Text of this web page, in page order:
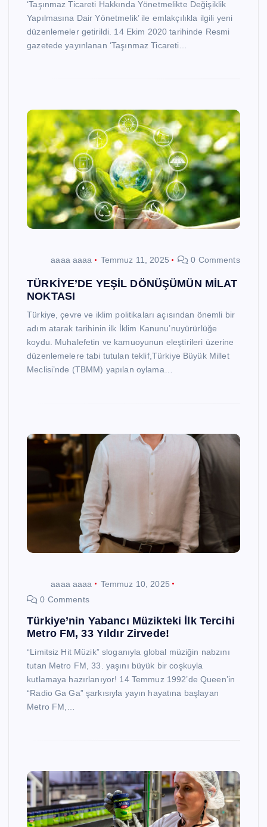
‘Taşınmaz Ticareti Hakkında Yönetmelikte Değişiklik
Yapılmasına Dair Yönetmelik’ ile emlakçılıkla ilgili yeni
düzenlemeler getirildi. 14 Ekim 2020 tarihinde Resmi
gazetede yayınlanan ‘Taşınmaz Ticareti…
aaaa aaaa Temmuz 11, 2025 0 Comments
TÜRKİYE’DE YEŞİL DÖNÜŞÜMÜN MİLAT
NOKTASI
Türkiye, çevre ve iklim politikaları açısından önemli bir
adım atarak tarihinin ilk İklim Kanunu’nuyürürlüğe
koydu. Muhalefetin ve kamuoyunun eleştirileri üzerine
düzenlemelere tabi tutulan teklif,Türkiye Büyük Millet
Meclisi’nde (TBMM) yapılan oylama…
aaaa aaaa
Temmuz 10, 2025
0 Comments
Türkiye’nin Yabancı Müzikteki İlk Tercihi
Metro FM, 33 Yıldır Zirvede!
“Limitsiz Hit Müzik” sloganıyla global müziğin nabzını
tutan Metro FM, 33. yaşını büyük bir coşkuyla
kutlamaya hazırlanıyor! 14 Temmuz 1992’de Queen’in
“Radio Ga Ga” şarkısıyla yayın hayatına başlayan
Metro FM,…